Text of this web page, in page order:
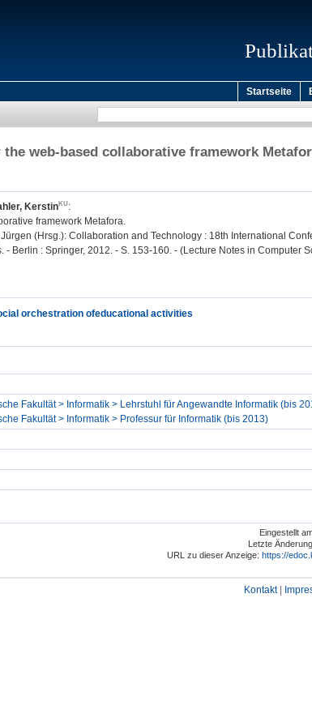
Startseite
web-based collaborative framework
Kerstin
:
framework Metafora.
(Hrsg.): Collaboration and Technology : 18th International
Berlin : Springer, 2012. - S. 153-160. - (Lecture Notes in Computer
orchestration ofeducational activities
Fakultät > Informatik > Lehrstuhl für Angewandte Informatik (bis
Fakultät > Informatik > Professur für Informatik (bis 2013)
Eingestellt
Letzte
URL zu dieser Anzeige: https://
Kontakt|